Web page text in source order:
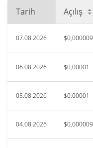
Tarih Açılış
07.08.2026 $0,000009
06.08.2026 $0,00001
05.08.2026 $0,00001
04.08.2026 $0,000009